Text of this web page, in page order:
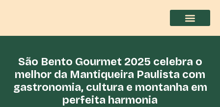
São Bento Gourmet 2025 celebra o
melhor da Mantiqueira Paulista com
gastronomia, cultura e montanha em
perfeita harmonia